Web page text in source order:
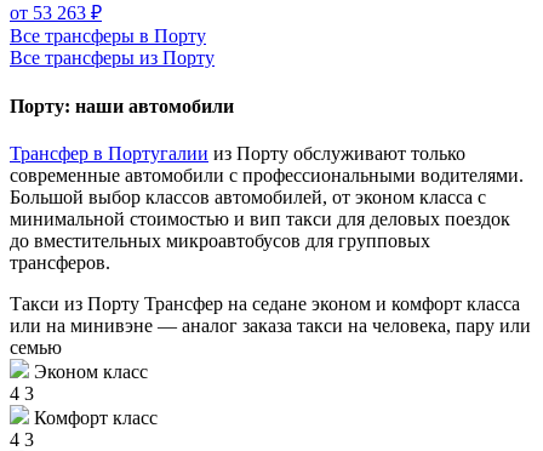
от 53 263 ₽
Все трансферы в Порту
Все трансферы из Порту
Порту: наши автомобили
Трансфер в Португалии из Порту обслуживают только
современные автомобили с профессиональными водителями.
Большой выбор классов автомобилей, от эконом класса с
минимальной стоимостью и вип такси для деловых поездок
до вместительных микроавтобусов для групповых
трансферов.
Такси из Порту Трансфер на седане эконом и комфорт класса
или на минивэне — аналог заказа такси на человека, пару или
семью
Эконом класс
4 3
Комфорт класс
4 3